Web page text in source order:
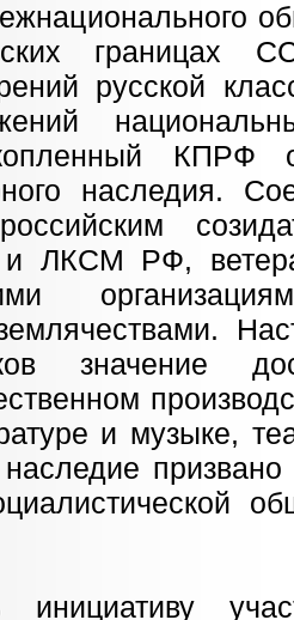
границах
русской
КПРФ
наследия.
ЛКСМ РФ,
значение
и музыке,
наследие